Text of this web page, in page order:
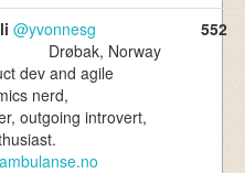
@yvonnesg
Drøbak, Norway
dev and agile
nerd,
outgoing introvert,
552